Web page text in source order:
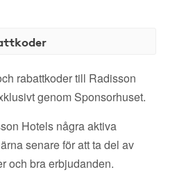
rabattkoder till Radisson
genom Sponsorhuset.
Hotels några aktiva
senare för att ta del av
och bra erbjudanden.